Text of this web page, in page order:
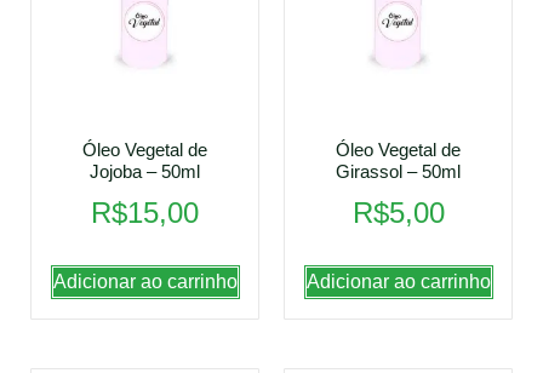
Óleo Vegetal de
Jojoba – 50ml
R$15,00
Adicionar ao carrinho
Óleo Vegetal de
Girassol – 50ml
R$5,00
Adicionar ao carrinho